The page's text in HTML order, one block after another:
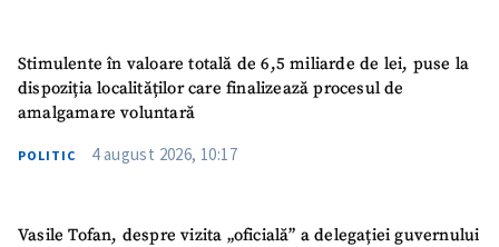
Stimulente în valoare totală de 6,5 miliarde de lei, puse la
dispoziția localităților care finalizează procesul de
amalgamare voluntară
POLITIC 4 august 2026, 10:17
Vasile Tofan, despre vizita „oficială” a delegației guvernului